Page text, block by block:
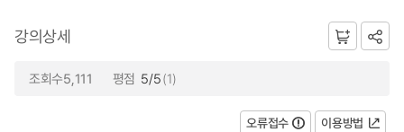
강의상세
조회수5,111 평점 5/5(1)
오류접수 이용방법